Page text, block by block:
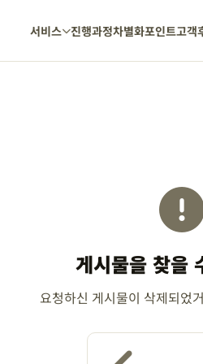
서비스 진행과정차별화포인트고객
게시물을 찾을
요청하신 게시물이 삭제되었